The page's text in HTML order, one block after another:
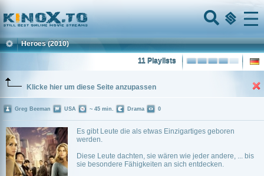
Home
Menu
Heroes (2010)
11 Playlists
Klicke hier um diese Seite anzupassen
Es gibt Leute die als etwas Einzigartiges geboren
werden.
Diese Leute dachten, sie wären wie jeder andere, ... bis
sie besondere Fähigkeiten an sich entdecken.
Greg Beeman USA ~ 45 min. Drama 0